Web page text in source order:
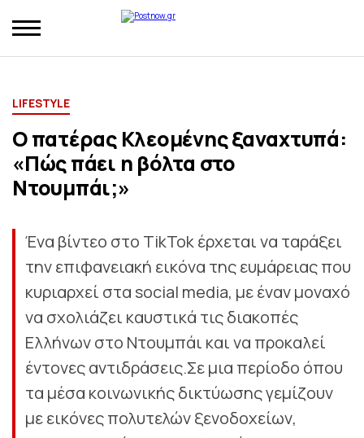
LIFESTYLE
Ο πατέρας Κλεομένης ξαναχτυπά:
«Πώς πάει η βόλτα στο
Ντουμπάι;»
Ένα βίντεο στο TikTok έρχεται να ταράξει
την επιφανειακή εικόνα της ευμάρειας που
κυριαρχεί στα social media, με έναν μοναχό
να σχολιάζει καυστικά τις διακοπές
Ελλήνων στο Ντουμπάι και να προκαλεί
έντονες αντιδράσεις.Σε μια περίοδο όπου
τα μέσα κοινωνικής δικτύωσης γεμίζουν
με εικόνες πολυτελών ξενοδοχείων,